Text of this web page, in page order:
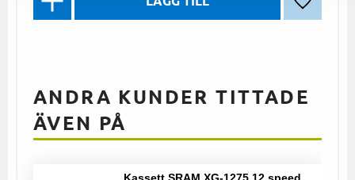
Lägg till
ANDRA KUNDER TITTADE
ÄVEN PÅ